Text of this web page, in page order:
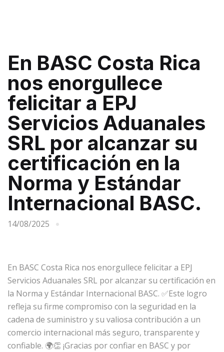
En BASC Costa Rica
nos enorgullece
felicitar a EPJ
Servicios Aduanales
SRL por alcanzar su
certificación en la
Norma y Estándar
Internacional BASC.
14/08/2025
En BASC Costa Rica nos enorgullece felicitar a EPJ
Servicios Aduanales SRL por alcanzar su certificación en
la Norma y Estándar Internacional BASC. ✅Este logro
refleja su firme compromiso con la seguridad en la
cadena de suministro y su valiosa contribución a un
comercio internacional más seguro, transparente y
confiable. 🌍👏 ¡Gracias por confiar en BASC y por